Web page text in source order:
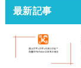
最新記事